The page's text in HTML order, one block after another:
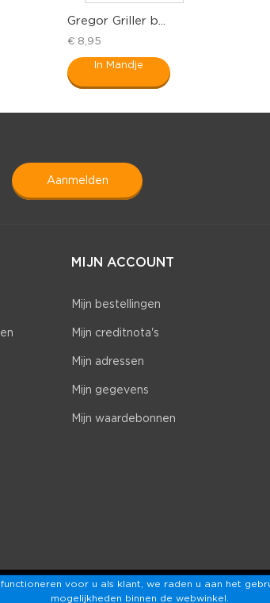
voor u als klant, we raden u aan het
mogelijkheden binnen de webwinkel.
Gregor Griller b...
€ 8,95
In Mandje
aanmelden
© 2026 - De
MIJN ACCOUNT
Mijn bestellingen
Mijn creditnota's
Mijn adressen
Mijn gegevens
Mijn waardebonnen